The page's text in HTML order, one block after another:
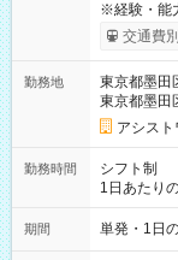
※経験・能力
間】試用期
交通費
勤務地
東京都墨田
東京都墨田
アシス
勤務時間
シフト制
1日あたり
勤務 勤務：月
可能です！ ※1日あたりの最大実働時間は日勤、夜勤共に勤務し
期間 単発・1日